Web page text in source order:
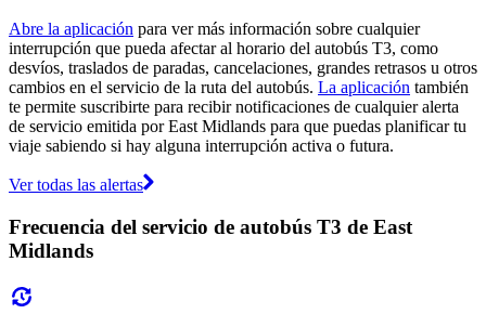
Abre la aplicación para ver más información sobre cualquier
interrupción que pueda afectar al horario del autobús T3, como
desvíos, traslados de paradas, cancelaciones, grandes retrasos u otros
cambios en el servicio de la ruta del autobús. La aplicación también
te permite suscribirte para recibir notificaciones de cualquier alerta
de servicio emitida por East Midlands para que puedas planificar tu
viaje sabiendo si hay alguna interrupción activa o futura.
Ver todas las alertas
Frecuencia del servicio de autobús T3 de East
Midlands